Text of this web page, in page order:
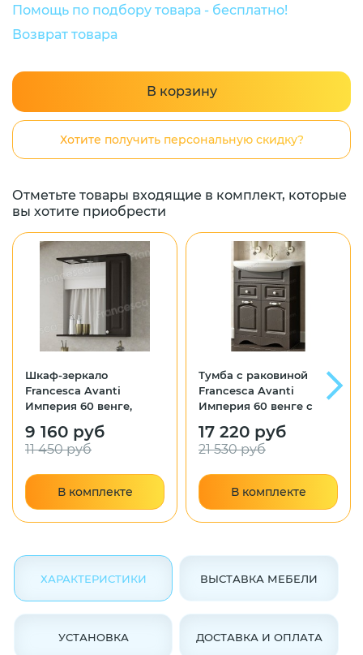
Помощь по подбору товара - бесплатно!
Возврат товара
В корзину
Хотите получить персональную скидку?
Отметьте товары входящие в комплект, которые
вы хотите приобрести
Шкаф-зеркало
Francesca Avanti
Империя 60 венге,
9 160 руб
11 450 руб
В комплекте
Тумба с раковиной
Francesca Avanti
Империя 60 венге с
ум. Уют 60)
17 220 руб
21 530 руб
В комплекте
ХАРАКТЕРИСТИКИ ВЫСТАВКА МЕБЕЛИ
УСТАНОВКА ДОСТАВКА И ОПЛАТА